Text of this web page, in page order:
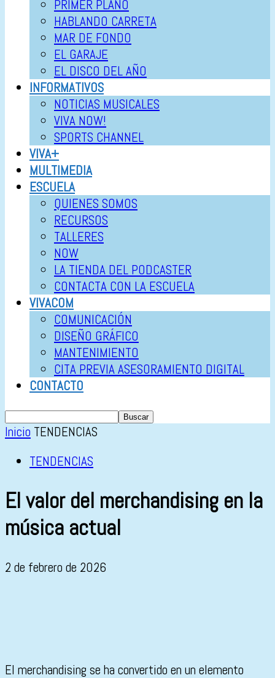
PRIMER PLANO
HABLANDO CARRETA
MAR DE FONDO
EL GARAJE
EL DISCO DEL AÑO
INFORMATIVOS
NOTICIAS MUSICALES
VIVA NOW!
SPORTS CHANNEL
VIVA+
MULTIMEDIA
ESCUELA
QUIENES SOMOS
RECURSOS
TALLERES
NOW
LA TIENDA DEL PODCASTER
CONTACTA CON LA ESCUELA
VIVACOM
COMUNICACIÓN
DISEÑO GRÁFICO
MANTENIMIENTO
CITA PREVIA ASESORAMIENTO DIGITAL
CONTACTO
Inicio TENDENCIAS
TENDENCIAS
El valor del merchandising en la
música actual
2 de febrero de 2026
El merchandising se ha convertido en un elemento